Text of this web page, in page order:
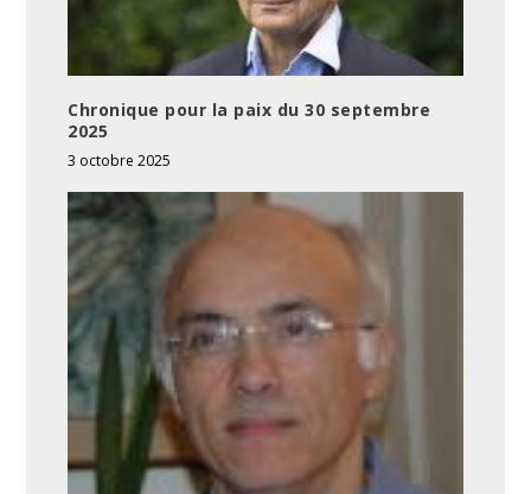
Chronique pour la paix du 30 septembre
2025
3 octobre 2025